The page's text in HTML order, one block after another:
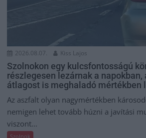
2026.08.07. Kiss Lajos
Szolnokon egy kulcsfontosságú
részlegesen lezárnak a napokban,
átlagost is meghaladó mértékben
Az aszfalt olyan nagymértékben
nemigen lehet tovább húzni a javítási
viszont...
Szolnok